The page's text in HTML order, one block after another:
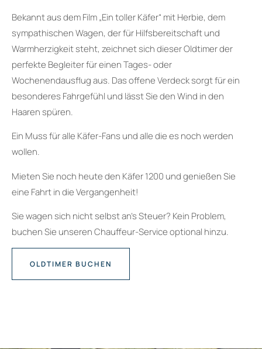
Bekannt aus dem Film „Ein toller Käfer“ mit Herbie, dem
sympathischen Wagen, der für Hilfsbereitschaft und
Warmherzigkeit steht, zeichnet sich dieser Oldtimer der
perfekte Begleiter für einen Tages- oder
Wochenendausflug aus. Das offene Verdeck sorgt für ein
besonderes Fahrgefühl und lässt Sie den Wind in den
Haaren spüren.
Ein Muss für alle Käfer-Fans und alle die es noch werden
wollen.
Mieten Sie noch heute den Käfer 1200 und genießen Sie
eine Fahrt in die Vergangenheit!
Sie wagen sich nicht selbst an’s Steuer? Kein Problem,
buchen Sie unseren Chauffeur-Service optional hinzu.
OLDTIMER BUCHEN